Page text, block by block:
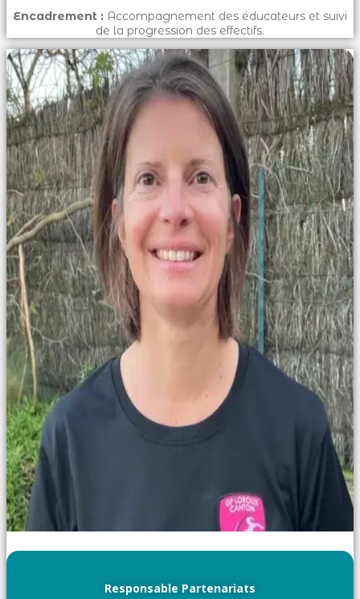
Encadrement : Accompagnement des éducateurs et suivi
de la progression des effectifs.
Responsable Partenariats